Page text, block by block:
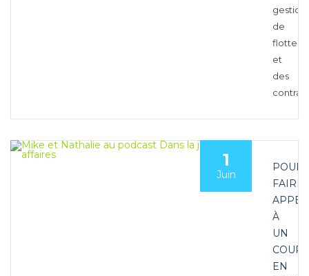
gestion
de
flotte,
et
des
1
Juin
FAIRE
APPEL
À
UN
EN